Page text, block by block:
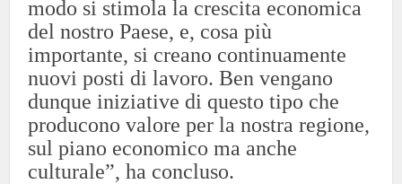
modo si stimola la crescita economica
del nostro Paese, e, cosa più
importante, si creano continuamente
nuovi posti di lavoro. Ben vengano
dunque iniziative di questo tipo che
producono valore per la nostra regione,
sul piano economico ma anche
culturale”, ha concluso.